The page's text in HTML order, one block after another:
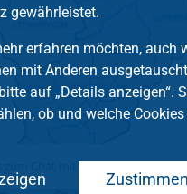
gewährleistet.
erfahren möchten, auch
mit Anderen
auf „Details anzeigen“.
ob und welche
zum Chat mit dem Team des